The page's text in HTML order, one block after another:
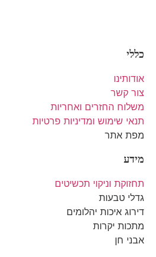
כללי
אודותינו
צור קשר
משלוח החזרים ואחריות
תנאי שימוש ומדיניות פרטיות
מפת אתר
מידע
תחזוקת וניקוי תכשיטים
גדלי טבעות
דירוג איכות יהלומים
מתכות יקרות
אבני חן